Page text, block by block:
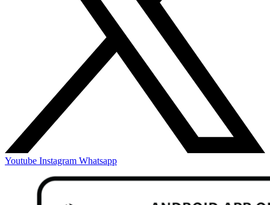
Youtube Instagram Whatsapp